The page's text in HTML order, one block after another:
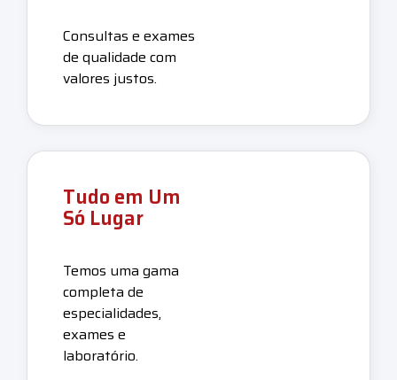
Consultas e exames
de qualidade com
valores justos.
Tudo em Um
Só Lugar
Temos uma gama
completa de
especialidades,
exames e
laboratório.